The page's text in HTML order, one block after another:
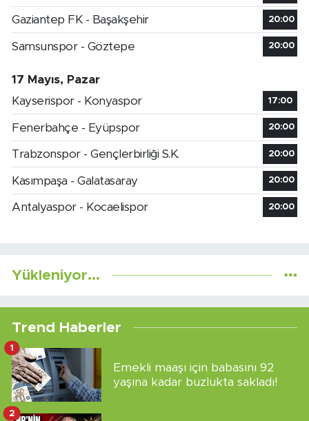
Gaziantep FK - Başakşehir 20:00
Samsunspor - Göztepe 20:00
17 Mayıs, Pazar
Kayserispor - Konyaspor
17:00
Fenerbahçe - Eyüpspor 20:00
Trabzonspor - Gençlerbirliği S.K. 20:00
Kasımpaşa - Galatasaray 20:00
Antalyaspor - Kocaelispor 20:00
Yükleniyor...
Trend Haberler
Emekli maaşı için babasını 92
yaşına kadar buzlukta sakladı!
1
2